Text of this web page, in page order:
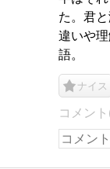
た。君
違いや
語。
ナイス
コメン